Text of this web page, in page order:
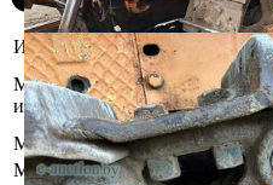
Информация о предмете
Местоположение
имущества
р-н,
Марка
Б
Модель
10